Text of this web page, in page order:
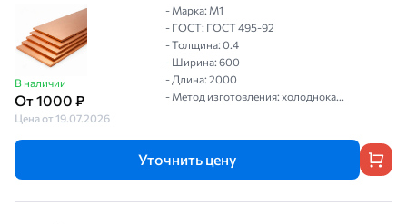
В наличии
От 1000 ₽
Цена от 19.07.2026
- Марка: М1
- ГОСТ: ГОСТ 495-92
- Толщина: 0.4
- Ширина: 600
- Длина: 2000
- Метод изготовления: холоднока...
Уточнить цену